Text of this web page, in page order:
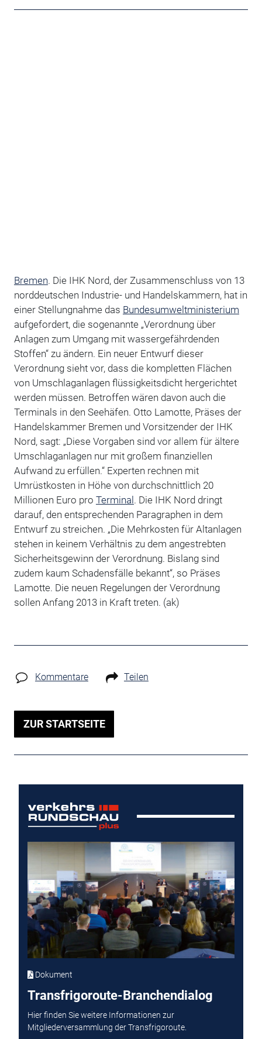
Bremen. Die IHK Nord, der Zusammenschluss von 13
norddeutschen Industrie- und Handelskammern, hat in
einer Stellungnahme das Bundesumweltministerium
aufgefordert, die sogenannte „Verordnung über
Anlagen zum Umgang mit wassergefährdenden
Stoffen“ zu ändern. Ein neuer Entwurf dieser
Verordnung sieht vor, dass die kompletten Flächen
von Umschlaganlagen flüssigkeitsdicht hergerichtet
werden müssen. Betroffen wären davon auch die
Terminals in den Seehäfen. Otto Lamotte, Präses der
Handelskammer Bremen und Vorsitzender der IHK
Nord, sagt: „Diese Vorgaben sind vor allem für ältere
Umschlaganlagen nur mit großem finanziellen
Aufwand zu erfüllen.“ Experten rechnen mit
Umrüstkosten in Höhe von durchschnittlich 20
Millionen Euro pro Terminal . Die IHK Nord dringt
darauf, den entsprechenden Paragraphen in dem
Entwurf zu streichen. „Die Mehrkosten für Altanlagen
stehen in keinem Verhältnis zu dem angestrebten
Sicherheitsgewinn der Verordnung. Bislang sind
zudem kaum Schadensfälle bekannt“, so Präses
Lamotte. Die neuen Regelungen der Verordnung
sollen Anfang 2013 in Kraft treten. (ak)
Kommentare Teilen
ZUR STARTSEITE
Dokument
Transfrigoroute-Branchendialog
Hier finden Sie weitere Informationen zur
Mitgliederversammlung der Transfrigoroute.